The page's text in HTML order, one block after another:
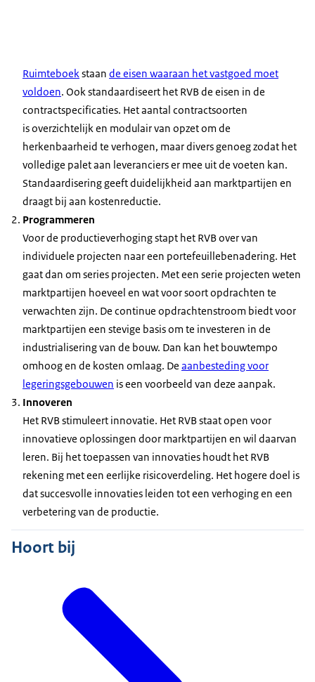
Ruimteboekstaan de eisen waaraan het vastgoed moet
voldoen. Ook standaardiseert het RVB de eisen in de
contractspecificaties. Het aantal contractsoorten
is overzichtelijk en modulair van opzet om de
herkenbaarheid te verhogen, maar divers genoeg zodat het
volledige palet aan leveranciers er mee uit de voeten kan.
Standaardisering geeft duidelijkheid aan marktpartijen en
draagt bij aan kostenreductie.
Programmeren
Voorde productieverhoging stapt het RVB over van
individuele projecten naar een portefeuillebenadering. Het
gaat dan om series projecten. Met een serie projecten weten
marktpartijen hoeveel en wat voor soort opdrachten te
verwachten zijn. De continue opdrachtenstroom biedt voor
marktpartijen een stevige basis om te investeren in de
industrialisering van de bouw. Dan kan het bouwtempo
omhoog en de kosten omlaag. De aanbesteding voor
legeringsgebouwen is een voorbeeld van deze aanpak.
Innoveren
Het RVB stimuleert innovatie. Het RVB staat open voor
innovatieve oplossingen door marktpartijen en wil daarvan
leren. Bij het toepassen van innovaties houdt het RVB
rekening met een eerlijke risicoverdeling. Het hogere doel is
dat succesvolle innovaties leiden tot een verhoging en een
verbetering van de productie.
Hoort bij